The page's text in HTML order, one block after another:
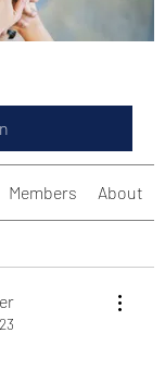
Members About